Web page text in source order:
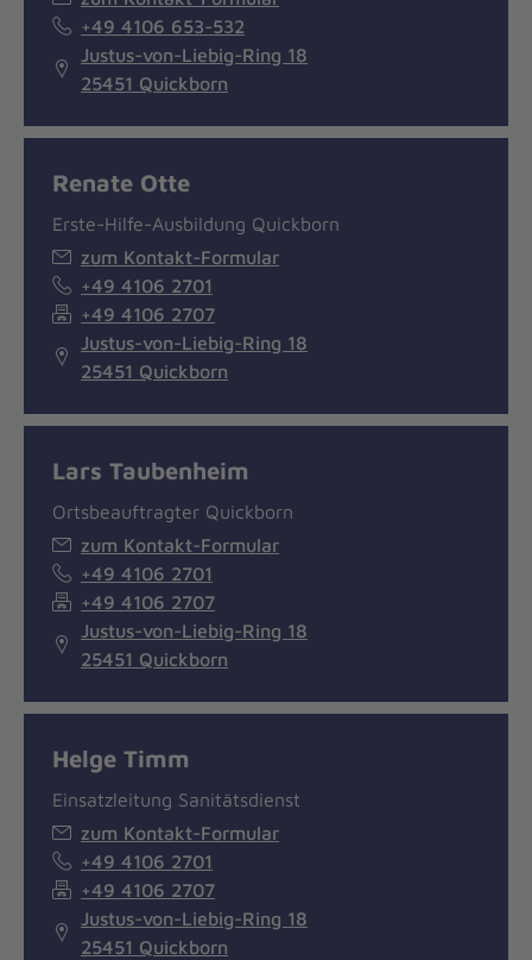
+49 4106 653-532
Justus-von-Liebig-Ring 18
25451 Quickborn
Renate Otte
Erste-Hilfe-Ausbildung Quickborn
zum Kontakt-Formular
+49 4106 2701
+49 4106 2707
Justus-von-Liebig-Ring 18
25451 Quickborn
Lars Taubenheim
Ortsbeauftragter Quickborn
zum Kontakt-Formular
+49 4106 2701
+49 4106 2707
Justus-von-Liebig-Ring 18
25451 Quickborn
Helge Timm
Einsatzleitung Sanitätsdienst
zum Kontakt-Formular
+49 4106 2701
+49 4106 2707
Justus-von-Liebig-Ring 18
25451 Quickborn